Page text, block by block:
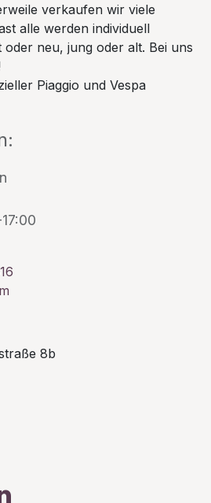
verkaufen wir viele
alle werden individuell
oder neu, jung oder alt. Bei uns
Piaggio und Vespa
8b